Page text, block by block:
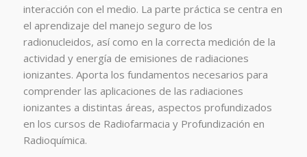
interacción con el medio. La parte práctica se centra en
el aprendizaje del manejo seguro de los
radionucleidos, así como en la correcta medición de la
actividad y energía de emisiones de radiaciones
ionizantes. Aporta los fundamentos necesarios para
comprender las aplicaciones de las radiaciones
ionizantes a distintas áreas, aspectos profundizados
en los cursos de Radiofarmacia y Profundización en
Radioquímica.